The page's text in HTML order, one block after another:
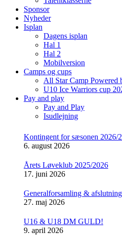
Sponsor
Nyheder
Isplan
Dagens isplan
Hal 1
Hal 2
Mobilversion
Camps og cups
All Star Camp Powered
U10 Ice Warriors cup
Pay and play
Pay and Play
Isudlejning
Kontingent for sæsonen 2026/
6. august 2026
Årets Løveklub 2025/2026
17. juni 2026
Generalforsamling & afslutning
27. maj 2026
U16 & U18 DM GULD!
9. april 2026